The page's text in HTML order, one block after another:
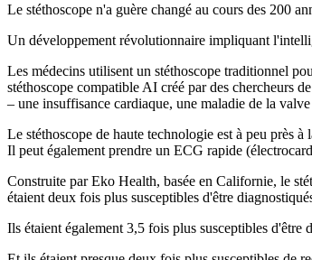
Le stéthoscope n'a guère changé au cours des 200
Un développement révolutionnaire impliquant
Les médecins utilisent un stéthoscope traditionnel
stéthoscope compatible AI créé par des chercheurs
– une insuffisance cardiaque, une maladie de la
Le stéthoscope de haute technologie est à peu près
Il peut également prendre un ECG rapide
Construite par Eko Health, basée en Californie, le
étaient deux fois plus susceptibles d'être
Ils étaient également 3,5 fois plus susceptibles